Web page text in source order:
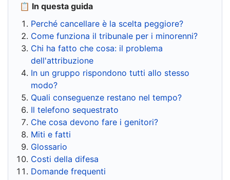
📋 In questa guida
Perché cancellare è la scelta peggiore?
Come funziona il tribunale per i minorenni?
Chi ha fatto che cosa: il problema
dell'attribuzione
In un gruppo rispondono tutti allo stesso
modo?
Quali conseguenze restano nel tempo?
Il telefono sequestrato
Che cosa devono fare i genitori?
Miti e fatti
Glossario
Costi della difesa
Domande frequenti